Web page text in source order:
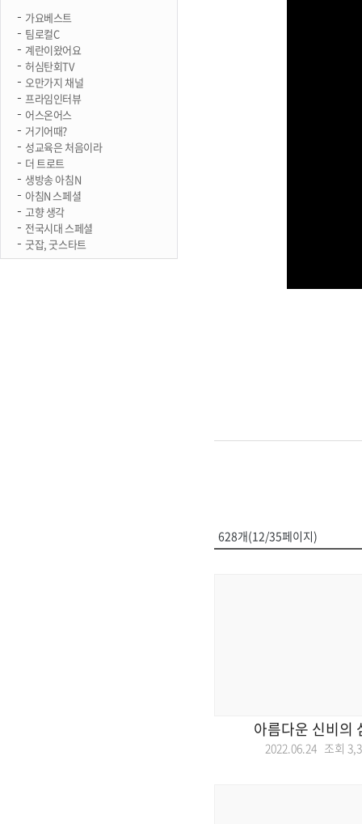
가요베스트
팀로컬C
계란이왔어요
허심탄회TV
오만가지 채널
프라임인터뷰
어스온어스
거기어때?
성교육은 처음이라
더 트로트
생방송 아침N
아침N 스페셜
고향 생각
전국시대 스페셜
굿잡, 굿스타트
628개(12/35페이지)
아름다운 신비의
2022.06.24 조회